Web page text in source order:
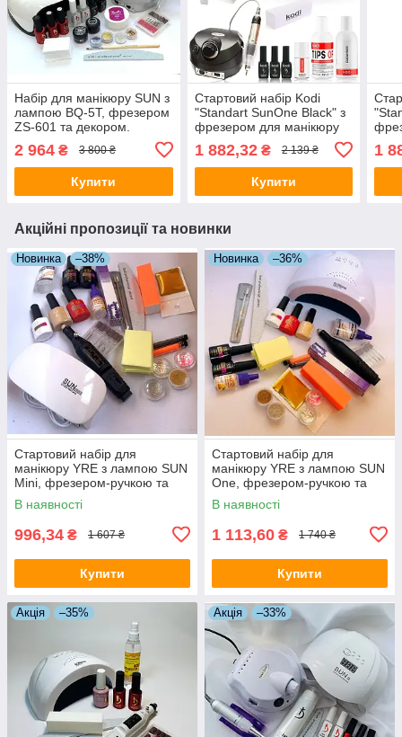
Набір для манікюру SUN з
лампою BQ-5T, фрезером
ZS-601 та декором.
2 964 ₴ 3 800 ₴
Купити
Стартовий набір Kodi
"Standart SunOne Black" з
фрезером для манікюру
1 882,32₴ 2 139 ₴
Купити
1
Акційні пропозиції та новинки
Новинка –38%
Стартовий набір для
манікюру YRE з лампою SUN
Mini, фрезером-ручкою та
декором
В наявності
996,34 ₴ 1 607 ₴
Купити
Новинка –36%
Стартовий набір для
манікюру YRE з лампою SUN
One, фрезером-ручкою та
декором
В наявності
1 113,60 ₴ 1 740 ₴
Купити
Акція –35% Акція –33%